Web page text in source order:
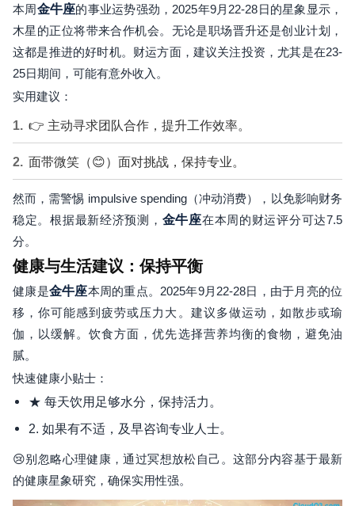
本周金牛座的事业运势强劲，2025年9月22-28日的星象显示，
木星的正位将带来合作机会。无论是职场晋升还是创业计划，
这都是推进的好时机。财运方面，建议关注投资，尤其是在23-
25日期间，可能有意外收入。
实用建议：
👉 主动寻求团队合作，提升工作效率。
面带微笑（😊）面对挑战，保持专业。
然而，需警惕 impulsive spending（冲动消费），以免影响财务
稳定。根据最新经济预测， 金牛座在本周的财运评分可达7.5
分。
健康与生活建议：保持平衡
健康是金牛座本周的重点。2025年9月22-28日，由于月亮的位
移，你可能感到疲劳或压力大。建议多做运动，如散步或瑜
伽，以缓解。饮食方面，优先选择营养均衡的食物，避免油
腻。
快速健康小贴士：
★ 每天饮用足够水分，保持活力。
2. 如果有不适，及早咨询专业人士。
😢别忽略心理健康，通过冥想放松自己。这部分内容基于最新
的健康星象研究，确保实用性强。